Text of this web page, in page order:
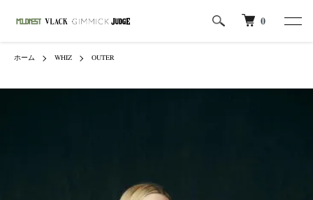
0
ホーム WHIZ OUTER